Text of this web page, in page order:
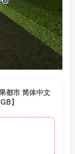
都市 简体中文
】